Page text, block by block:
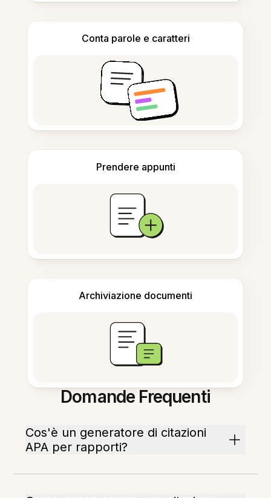
Conta parole e caratteri
Prendere appunti
Archiviazione documenti
Domande Frequenti
Cos'è un generatore di citazioni
APA per rapporti?